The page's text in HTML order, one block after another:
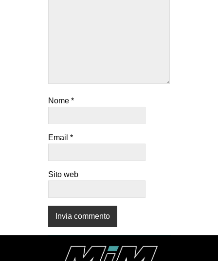
Nome *
Email *
Sito web